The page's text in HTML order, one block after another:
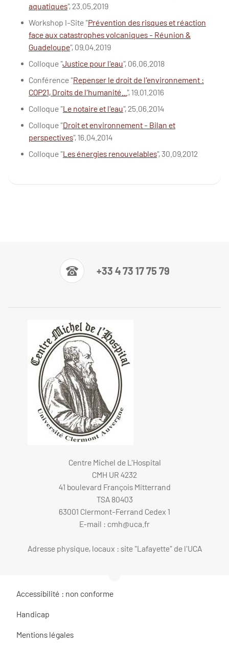
aquatiques", 23.05.2019
Workshop I-Site "Prévention des risques et réaction
face aux catastrophes volcaniques - Réunion &
Guadeloupe", 09.04.2019
Colloque "Justice pour l'eau", 06.06.2018
Conférence "Repenser le droit de l'environnement :
COP21, Droits de l'humanité... ", 19.01.2016
Colloque "Le notaire et l'eau", 25.06.2014
Colloque "Droit et environnement - Bilan et
perspectives", 16.04.2014
Colloque "Les énergies renouvelables", 30.09.2012
+33 4 73 17 75 79
Centre Michel de L'Hospital
CMH UR 4232
41 boulevard François Mitterrand
TSA 80403
63001 Clermont-Ferrand Cedex 1
E-mail : cmh@uca.fr
Adresse physique, locaux : site "Lafayette" de l'UCA
Accessibilité : non conforme
Handicap
Mentions légales